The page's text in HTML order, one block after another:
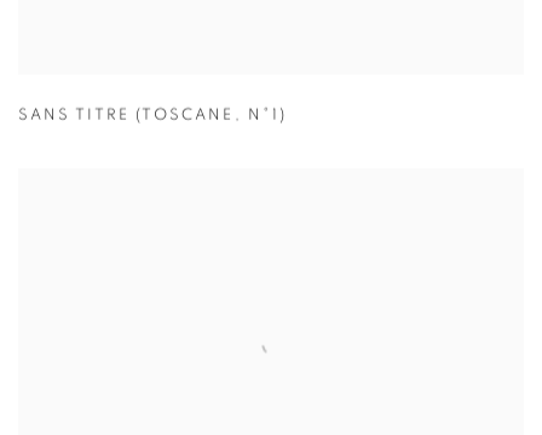
SANS TITRE (TOSCANE , N°1)